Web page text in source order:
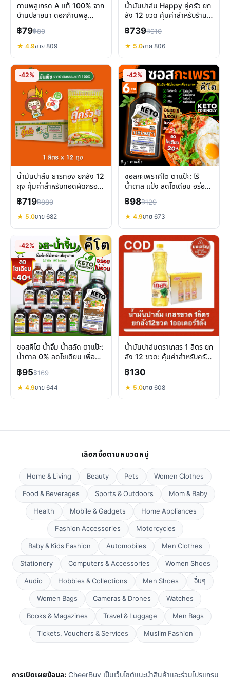
กานพลูเกรด A แท้ 100% จาก
บ้านปลายนา ดอกก้านพลู
คุณภาพดีสำหรับปรุงรส
฿79฿80
★ 4.9ขาย 809
น้ำมันปาล์ม Happy คู่ครัว ยก
ลัง 12 ขวด คุ้มค่าสำหรับร้าน
อาหารและครัวเรือนใหญ่
฿739฿910
★ 5.0ขาย 806
-42%
น้ำมันปาล์ม ธารทอง ยกลัง 12
ถุง คุ้มค่าสำหรับทอดผัดกรอบ
อร่อย
฿719฿880
★ 5.0ขาย 682
-42%
ซอสกะเพราคีโต ตาแป๊ะ: ไร้
น้ำตาล แป้ง ลดโซเดียม อร่อย
กลมกล่อม สายคลีน
฿98฿129
★ 4.9ขาย 673
-42%
ซอสคีโต น้ำจิ้ม น้ำสลัด ตาแป๊ะ:
น้ำตาล 0% ลดโซเดียม เพื่อ
สุขภาพ
฿95฿169
★ 4.9ขาย 644
น้ำมันปาล์มตราเกสร 1 ลิตร ยก
ลัง 12 ขวด: คุ้มค่าสำหรับครัว
เรือนและธุรกิจ
฿130
★ 5.0ขาย 608
เลือกซื้อตามหมวดหมู่
Home & Living Beauty Pets
Women Clothes
Food & Beverages
Sports & Outdoors
Mom & Baby
Health
Mobile & Gadgets
Home Appliances
Fashion Accessories
Motorcycles
Baby & Kids Fashion
Automobiles
Men Clothes
Stationery
Computers & Accessories
Women Shoes
Audio
Hobbies & Collections Men Shoes
อื่นๆ
Women Bags
Cameras & Drones
Watches
Books & Magazines
Travel & Luggage
Men Bags
Tickets, Vouchers & Services
Muslim Fashion